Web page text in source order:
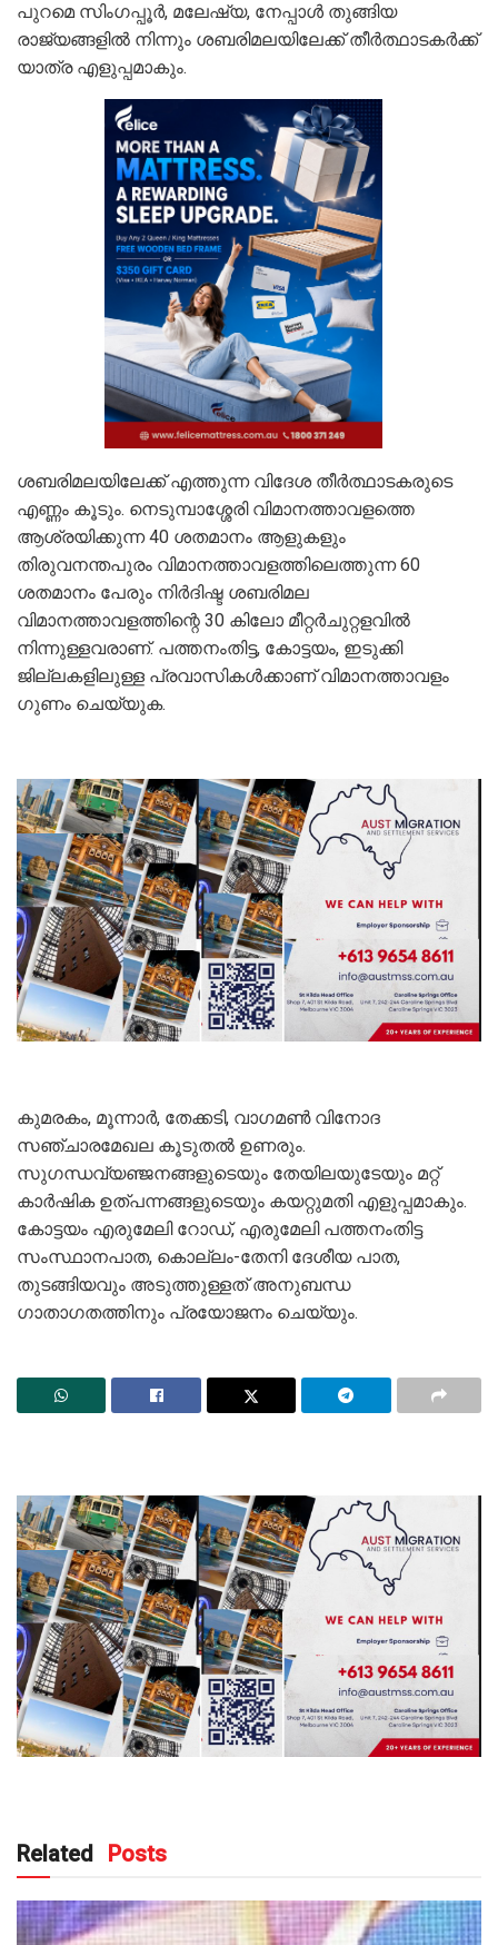
പുറമെ സിംഗപ്പൂർ, മലേഷ്യ, നേപ്പാൾ തുങ്ങിയ
രാജ്യങ്ങളിൽ നിന്നും ശബരിമലയിലേക്ക് തീർത്ഥാടകർക്ക്
യാത്ര എളുപ്പമാകും.
ശബരിമലയിലേക്ക് എത്തുന്ന വിദേശ തീർത്ഥാടകരുടെ
എണ്ണം കൂടും. നെടുമ്പാശ്ശേരി വിമാനത്താവളത്തെ
ആശ്രയിക്കുന്ന 40 ശതമാനം ആളുകളും
തിരുവനന്തപുരം വിമാനത്താവളത്തിലെത്തുന്ന 60
ശതമാനം പേരും നിർദിഷ്ട ശബരിമല
വിമാനത്താവളത്തിന്റെ 30 കിലോ മീറ്റർചുറ്റളവിൽ
നിന്നുള്ളവരാണ്. പത്തനംതിട്ട, കോട്ടയം, ഇടുക്കി
ജില്ലകളിലുള്ള പ്രവാസികൾക്കാണ് വിമാനത്താവളം
ഗുണം ചെയ്യുക.
കുമരകം, മൂന്നാർ, തേക്കടി, വാഗമൺ വിനോദ
സഞ്ചാരമേഖല കൂടുതൽ ഉണരും.
സുഗന്ധവ്യഞ്ജനങ്ങളുടെയും തേയിലയുടേയും മറ്റ്
കാർഷിക ഉത്പന്നങ്ങളുടെയും കയറ്റുമതി എളുപ്പമാകും.
കോട്ടയം എരുമേലി റോഡ്, എരുമേലി പത്തനംതിട്ട
സംസ്ഥാനപാത, കൊല്ലം-തേനി ദേശീയ പാത,
തുടങ്ങിയവും അടുത്തുള്ളത് അനുബന്ധ
ഗാതാഗതത്തിനും പ്രയോജനം ചെയ്യും.
Related Posts